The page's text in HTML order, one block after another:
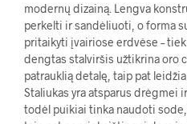
modernų dizainą. Lengva
perkelti ir sandėliuoti, o forma
pritaikyti įvairiose erdvėse –
dengtas stalviršis užtikrina oro
patrauklią detalę, taip pat
Staliukas yra atsparus drėgmei
todėl puikiai tinka naudoti